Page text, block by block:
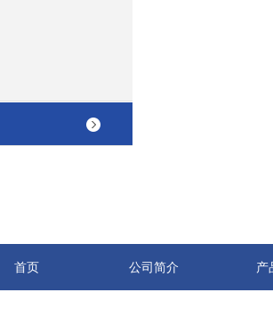
首页 公司简介 产